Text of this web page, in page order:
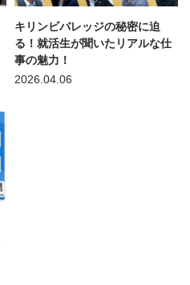
キリンビバレッジの秘密に迫
る！就活生が聞いたリアルな仕
事の魅力！
2026.04.06